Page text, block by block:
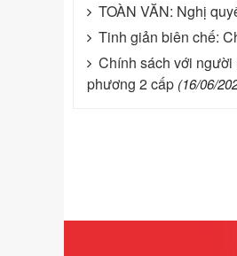
TOÀN VĂN: Nghị
Tinh giản biên chế:
Chính sách với người
phương 2 cấp (16/06/